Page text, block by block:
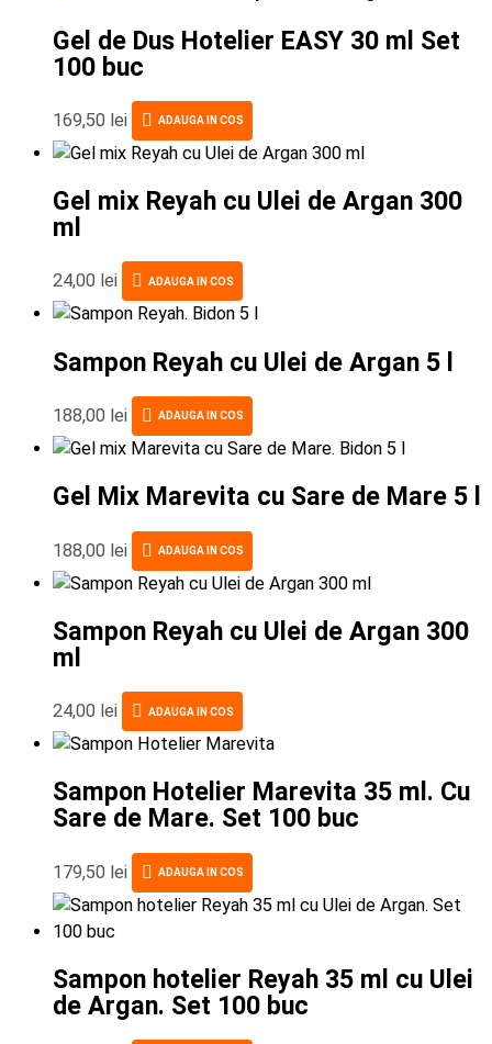
Gel de Dus Hotelier EASY 30 ml Set
100 buc
169,50 lei ADAUGA IN COS
Gel mix Reyah cu Ulei de Argan 300
ml
24,00 lei ADAUGA IN COS
Sampon Reyah cu Ulei de Argan 5 l
188,00 lei ADAUGA IN COS
Gel Mix Marevita cu Sare de Mare 5 l
188,00 lei ADAUGA IN COS
Sampon Reyah cu Ulei de Argan 300
ml
24,00 lei ADAUGA IN COS
Sampon Hotelier Marevita 35 ml. Cu
Sare de Mare. Set 100 buc
179,50 lei ADAUGA IN COS
Sampon hotelier Reyah 35 ml cu Ulei
de Argan. Set 100 buc